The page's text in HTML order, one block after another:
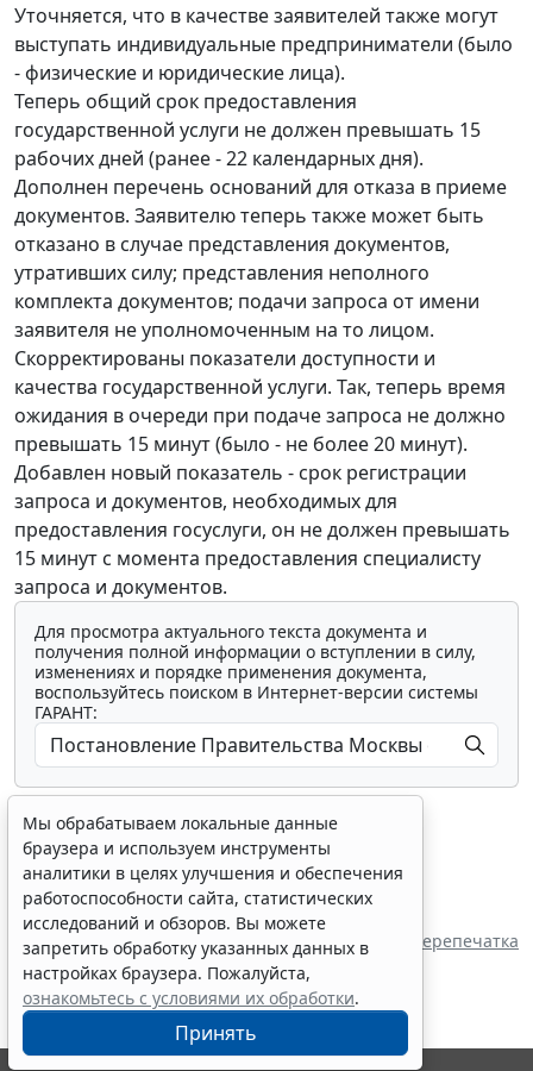
Уточняется, что в качестве заявителей также могут
выступать индивидуальные предприниматели (было
- физические и юридические лица).
Теперь общий срок предоставления
государственной услуги не должен превышать 15
рабочих дней (ранее - 22 календарных дня).
Дополнен перечень оснований для отказа в приеме
документов. Заявителю теперь также может быть
отказано в случае представления документов,
утративших силу; представления неполного
комплекта документов; подачи запроса от имени
заявителя не уполномоченным на то лицом.
Скорректированы показатели доступности и
качества государственной услуги. Так, теперь время
ожидания в очереди при подаче запроса не должно
превышать 15 минут (было - не более 20 минут).
Добавлен новый показатель - срок регистрации
запроса и документов, необходимых для
предоставления госуслуги, он не должен превышать
15 минут с момента предоставления специалисту
запроса и документов.
Для просмотра актуального текста документа и
получения полной информации о вступлении в силу,
изменениях и порядке применения документа,
воспользуйтесь поиском в Интернет-версии системы
ГАРАНТ:
Показать все материалы
Перепечатка
Мы обрабатываем локальные данные
браузера и используем инструменты
аналитики в целях улучшения и обеспечения
работоспособности сайта, статистических
исследований и обзоров. Вы можете
запретить обработку указанных данных в
настройках браузера. Пожалуйста,
ознакомьтесь с условиями их обработки.
Принять